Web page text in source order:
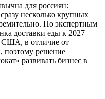
для россиян:
несколько крупных
По экспертным
доставки еды к 2027
США, в отличие от
поэтому решение
развивать бизнес в